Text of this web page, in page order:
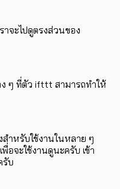
าจะไปดูตรงส่วนของ
ๆ ที่ตัว ifttt สามารถทำให้
ำหรับใช้งานในหลาย ๆ
อจะใช้งานดูนะครับ เข้า
รับ